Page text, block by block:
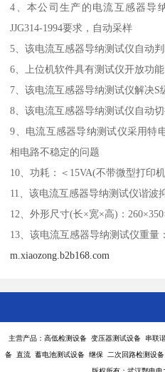
4、本公司生产的电流互感器导
JJG314-1994要求，自动采样
5、该电流互感器导纳测试仪自动
6、上位机软件具有测试仪开放功能
7、该电流互感器导纳测试仪解决S
8、该电流互感器导纳测试仪自动
9、电流互感器导纳测试仪采用特
相电路不稳定的问题
10、功耗：＜15VA(不带微型打印
11、该电流互感器导纳测试仪谐波
12、外形尺寸(长×宽×高)：
13、该电流互感器导纳测试仪重量
m.xiaozong.b2b168.com
主营产品：高低检测设备 变压器测试设备 串联
备 直流 蓄电池测试设备 继保 二次回路检测设